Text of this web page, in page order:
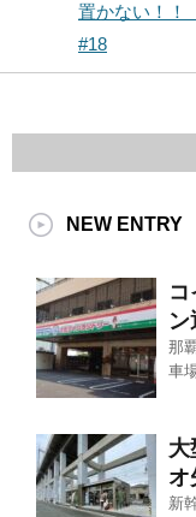
置かない！！
#18
NEW ENTRY
ン
那
車
大
オ
新